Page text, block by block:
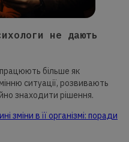
не дають
більше як
ситуації, розвивають
знаходити рішення.
зміни в її організмі: поради